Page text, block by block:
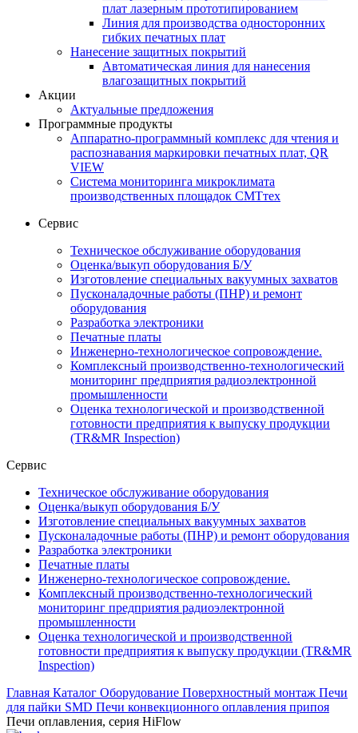
плат лазерным прототипированием
Линия для производства односторонних
гибких печатных плат
Нанесение защитных покрытий
Автоматическая линия для нанесения
влагозащитных покрытий
Акции
Актуальные предложения
Программные продукты
Аппаратно-программный комплекс для чтения и
распознавания маркировки печатных плат, QR
VIEW
Система мониторинга микроклимата
производственных площадок СМТтех
Сервис
Техническое обслуживание оборудования
Оценка/выкуп оборудования Б/У
Изготовление специальных вакуумных захватов
Пусконаладочные работы (ПНР) и ремонт
оборудования
Разработка электроники
Печатные платы
Инженерно-технологическое сопровождение.
Комплексный производственно-технологический
мониторинг предприятия радиоэлектронной
промышленности
Оценка технологической и производственной
готовности предприятия к выпуску продукции
(TR&MR Inspection)
Сервис
Техническое обслуживание оборудования
Оценка/выкуп оборудования Б/У
Изготовление специальных вакуумных захватов
Пусконаладочные работы (ПНР) и ремонт оборудования
Разработка электроники
Печатные платы
Инженерно-технологическое сопровождение.
Комплексный производственно-технологический
мониторинг предприятия радиоэлектронной
промышленности
Оценка технологической и производственной
готовности предприятия к выпуску продукции (TR&MR
Inspection)
Главная Каталог Оборудование Поверхностный монтаж Печи
для пайки SMD Печи конвекционного оплавления припоя
Печи оплавления, серия HiFlow